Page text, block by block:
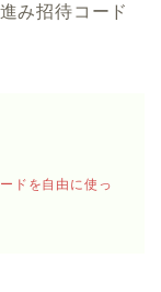
み招待コード
ドを自由に使っ